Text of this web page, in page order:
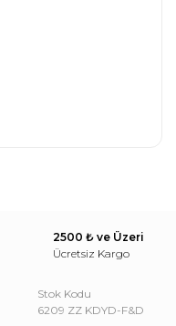
2500 ₺ ve Üzeri
Ücretsiz Kargo
Stok Kodu
6209 ZZ KDYD-F&D